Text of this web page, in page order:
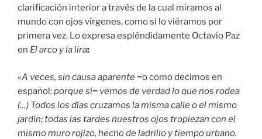
clarificación interior a través de la cual miramos al
mundo con ojos vírgenes, como si lo viéramos por
primera vez. Lo expresa espléndidamente Octavio Paz
en El arco y la lira:
«A veces, sin causa aparente−o como decimos en
español:porque sí− vemos de verdad lo que nos rodea
(…) Todos los días cruzamos la misma calle o el mismo
jardín; todas las tardes nuestros ojos tropiezan con el
mismo muro rojizo, hecho de ladrillo y tiempo urbano.